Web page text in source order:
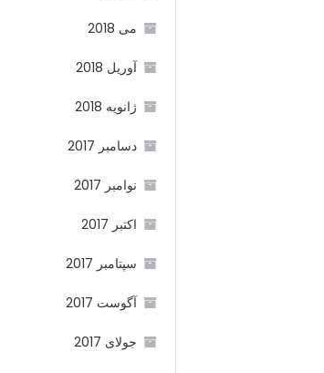
می 2018
آوریل 2018
ژانویه 2018
دسامبر 2017
نوامبر 2017
اکتبر 2017
سپتامبر 2017
آگوست 2017
جولای 2017